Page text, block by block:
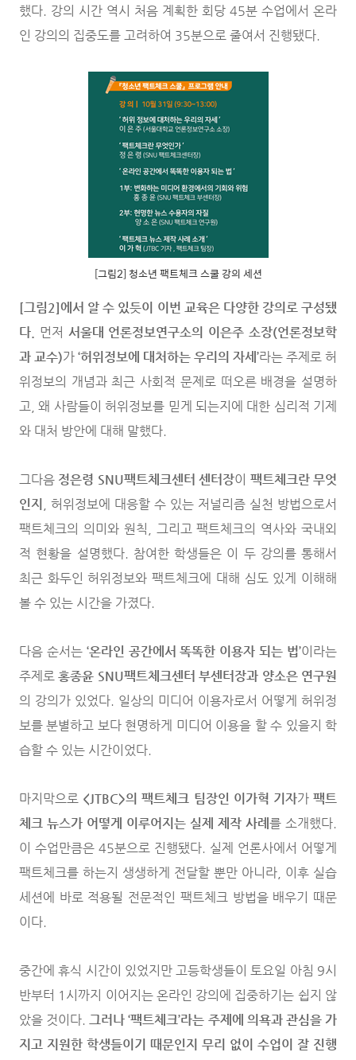
했다. 강의 시간 역시 처음 계획한 회당 45분 수업에서 온라
인 강의의 집중도를 고려하여 35분으로 줄여서 진행됐다.
[그림2] 청소년 팩트체크 스쿨 강의 세션
[그림2]에서 알 수 있듯이 이번 교육은 다양한 강의로 구성됐
다.
먼저 서울대 언론정보연구소의 이은주 소장(언론정보학
과 교수)가 ‘허위정보에 대처하는 우리의 자세’라는 주제로 허
위정보의 개념과 최근 사회적 문제로 떠오른 배경을 설명하
고, 왜 사람들이 허위정보를 믿게 되는지에 대한 심리적 기제
와 대처 방안에 대해 말했다.
그다음 정은령 SNU팩트체크센터 센터장이 팩트체크란 무엇
인지
, 허위정보에 대응할 수 있는 저널리즘 실천 방법으로서
팩트체크의 의미와 원칙, 그리고 팩트체크의 역사와 국내외
적 현황을 설명했다. 참여한 학생들은 이 두 강의를 통해서
최근 화두인 허위정보와 팩트체크에 대해 심도 있게 이해해
볼 수 있는 시간을 가졌다.
다음 순서는 ‘온라인 공간에서 똑똑한 이용자 되는 법’이라는
주제로홍종윤 SNU팩트체크센터 부센터장과 양소은 연구원
의 강의가 있었다. 일상의 미디어 이용자로서 어떻게 허위정
보를 분별하고 보다 현명하게 미디어 이용을 할 수 있을지 학
습할 수 있는 시간이었다.
마지막으로 <JTBC>의 팩트체크 팀장인 이가혁 기자가팩트
체크 뉴스가 어떻게 이루어지는 실제 제작 사례 를 소개했다.
이 수업만큼은 45분으로 진행됐다. 실제 언론사에서 어떻게
팩트체크를 하는지 생생하게 전달할 뿐만 아니라, 이후 실습
세션에 바로 적용될 전문적인 팩트체크 방법을 배우기 때문
이다.
중간에 휴식 시간이 있었지만 고등학생들이 토요일 아침 9시
반부터 1시까지 이어지는 온라인 강의에 집중하기는 쉽지 않
았을 것이다. 그러나 ‘팩트체크’라는 주제에 의욕과 관심을 가
지고 지원한 학생들이기 때문인지 무리 없이 수업이 잘 진행